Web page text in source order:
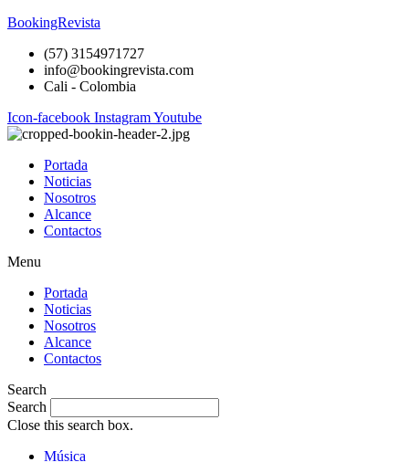
BookingRevista
(57) 3154971727
info@bookingrevista.com
Cali - Colombia
Icon-facebook InstagramYoutube
Portada
Noticias
Nosotros
Alcance
Contactos
Menu
Portada
Noticias
Nosotros
Alcance
Contactos
Search
Search
Close this search box.
Música